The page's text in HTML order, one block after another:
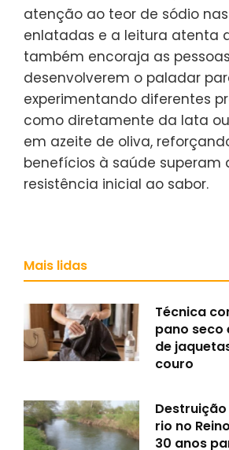
atenção ao teor de sódio
enlatadas e a leitura atenta
também encoraja as
desenvolverem o paladar
experimentando diferentes
como diretamente da lata
em azeite de oliva,
benefícios à saúde superam
resistência inicial ao sabor.
Mais lidas
Técnica
pano seco
de
couro
rio no
30 anos